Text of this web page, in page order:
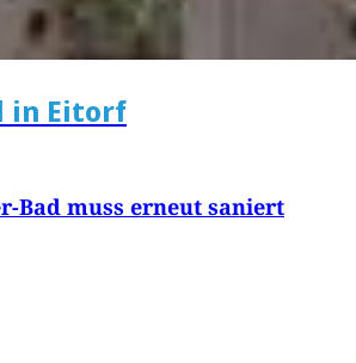
in Eitorf
Bad muss erneut saniert